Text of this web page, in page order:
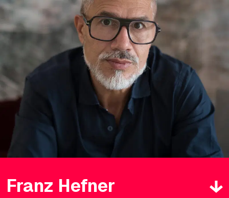
Franz Hefner